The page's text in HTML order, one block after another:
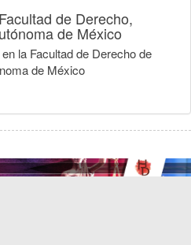
Facultad de Derecho,
de México
la Facultad de Derecho de
de México